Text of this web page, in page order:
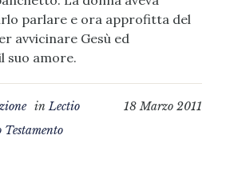
parlare e ora approfitta del
avvicinare Gesù ed
suo amore.
18 Marzo 2011
inLectio
Testamento